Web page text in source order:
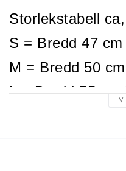
Storlekstabell
S = Bredd 47
M = Bredd 50
L = Bredd 55 cm